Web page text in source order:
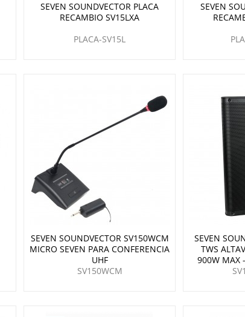
SEVEN SOUNDVECTOR PLACA
RECAMBIO SV15LXA
PLACA-SV15L
SEVEN
SEVEN SOUNDVECTOR SV150WCM
MICRO SEVEN PARA CONFERENCIA
UHF
SV150WCM
SEVEN
TWS
900W MAX